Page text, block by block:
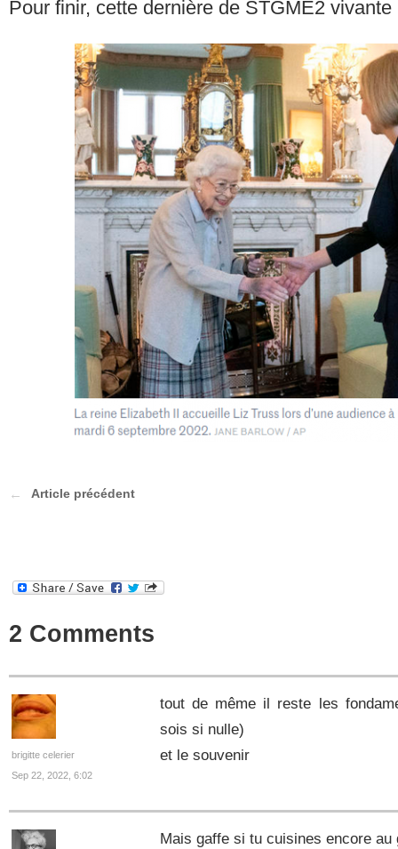
Pour finir, cette dernière de STGME2 vivante
Article précédent
2 Comments
brigitte celerier
Sep 22, 2022, 6:02
tout de même il reste les
sois si nulle)
et le souvenir
Mais gaffe si tu cuisines encore au